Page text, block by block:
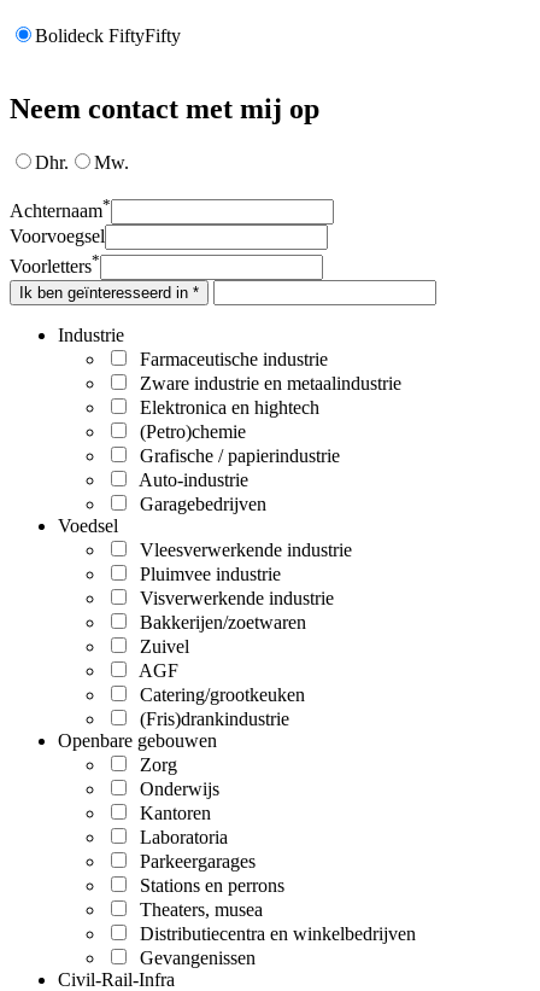
Bolideck FiftyFifty
Neem contact met mij op
Dhr. Mw.
Achternaam*
Voorvoegsel
Voorletters*
Ik ben geïnteresseerd in *
Industrie
Farmaceutische industrie
Zware industrie en metaalindustrie
Elektronica en hightech
(Petro)chemie
Grafische / papierindustrie
Auto-industrie
Garagebedrijven
Voedsel
Vleesverwerkende industrie
Pluimvee industrie
Visverwerkende industrie
Bakkerijen/zoetwaren
Zuivel
AGF
Catering/grootkeuken
(Fris)drankindustrie
Openbare gebouwen
Zorg
Onderwijs
Kantoren
Laboratoria
Parkeergarages
Stations en perrons
Theaters, musea
Distributiecentra en winkelbedrijven
Gevangenissen
Civil-Rail-Infra